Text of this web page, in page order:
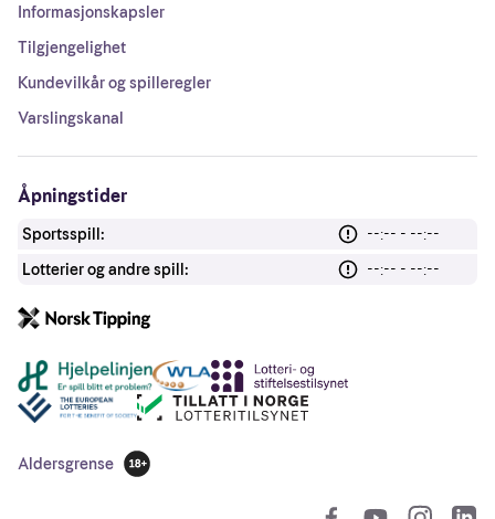
Informasjonskapsler
Tilgjengelighet
Kundevilkår og spilleregler
Varslingskanal
Åpningstider
Sportsspill:
--:-- - --:--
Lotterier og andre spill:
--:-- - --:--
Andre lenker
Aldersgrense
18 år